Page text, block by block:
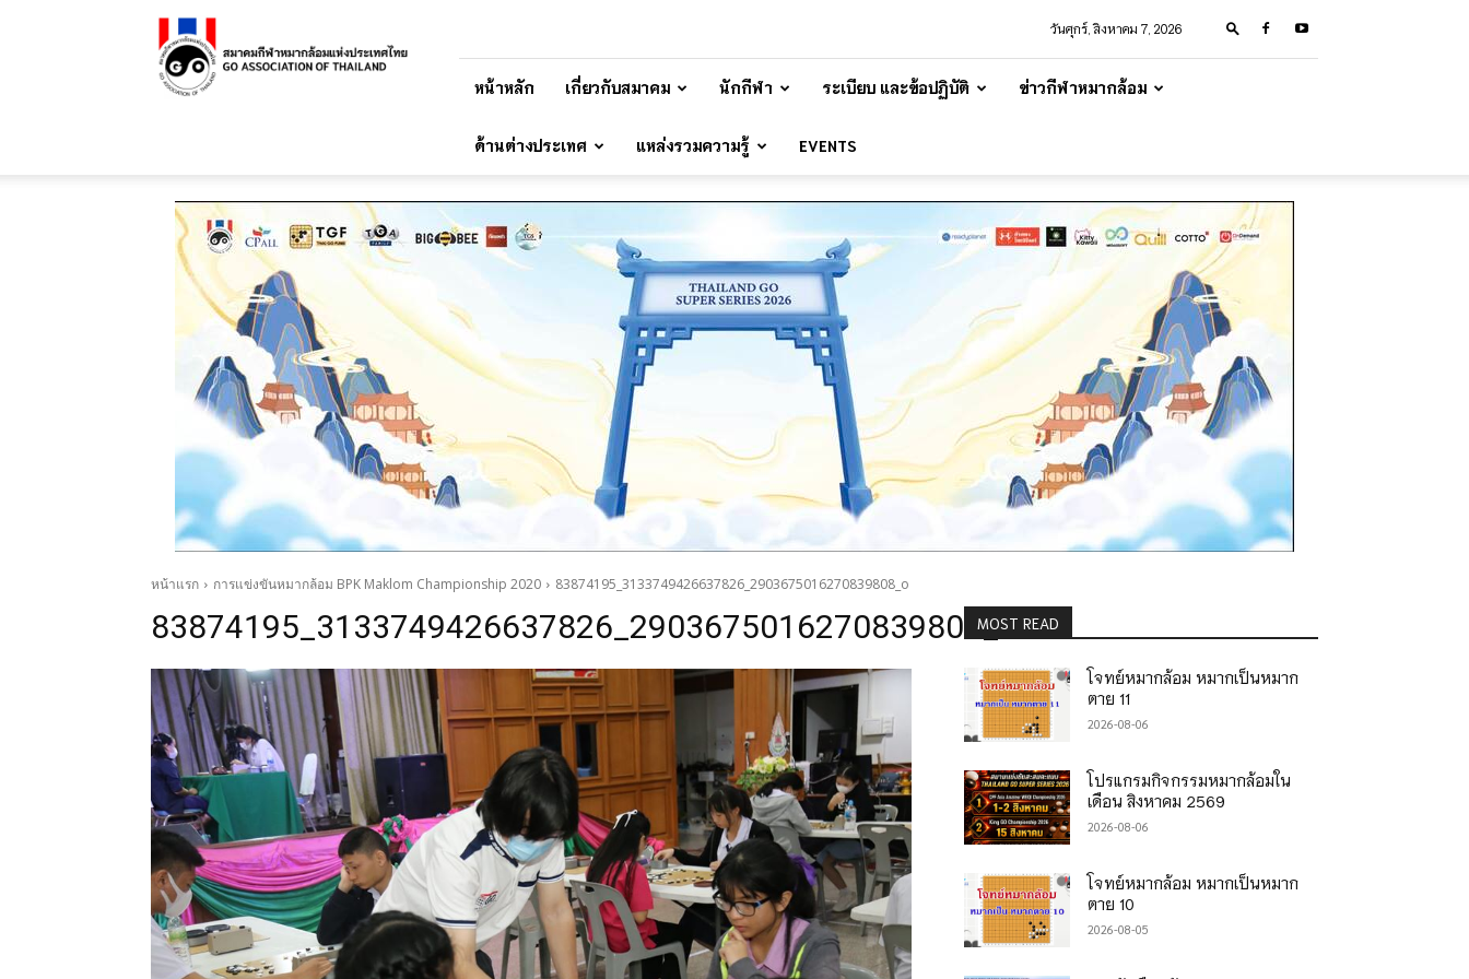
สมาคม
กีฬา
หมาก
ล้อม
วันศุกร์, สิงหาคม 7, 2026
หน้าหลัก เกี่ยวกับสมาคม นักกีฬา ระเบียบ และข้อปฏิบัติ ข่าวกีฬาหมากล้อม
ด้านต่างประเทศ แหล่งรวมความรู้ EVENTS
หน้าแรก การแข่งขันหมากล้อม BPK Maklom Championship 2020 83874195_3133749426637826_2903675016270839808_o
83874195_3133749426637826_2903675016270839808_oMOST READ
โจทย์หมากล้อม หมากเป็นหมาก
ตาย 11
2026-08-06
โปรแกรมกิจกรรมหมากล้อมใน
เดือน สิงหาคม 2569
2026-08-06
โจทย์หมากล้อม หมากเป็นหมาก
ตาย 10
2026-08-05